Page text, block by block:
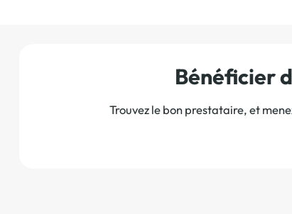
Bénéficier
Trouvez le bon prestataire, et